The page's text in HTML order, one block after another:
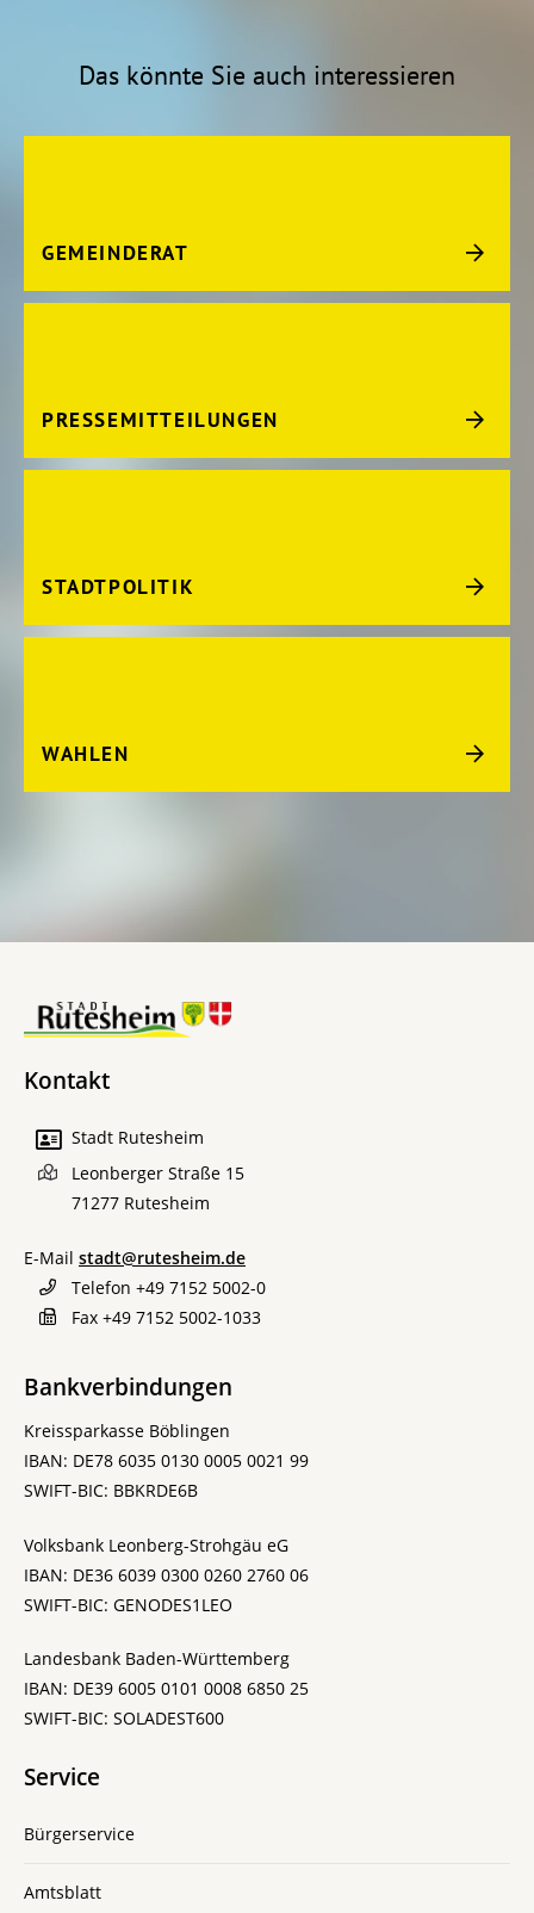
Das könnte Sie auch interessieren
GEMEINDERAT
PRESSEMITTEILUNGEN
STADTPOLITIK
WAHLEN
Kontakt
Stadt Rutesheim
Leonberger Straße 15
71277 Rutesheim
E-Mail stadt@rutesheim.de
Telefon +49 7152 5002-0
Fax +49 7152 5002-1033
Bankverbindungen
Kreissparkasse Böblingen
IBAN: DE78 6035 0130 0005 0021 99
SWIFT-BIC: BBKRDE6B
Volksbank Leonberg-Strohgäu eG
IBAN: DE36 6039 0300 0260 2760 06
SWIFT-BIC: GENODES1LEO
Landesbank Baden-Württemberg
IBAN: DE39 6005 0101 0008 6850 25
SWIFT-BIC: SOLADEST600
Service
Bürgerservice
Amtsblatt